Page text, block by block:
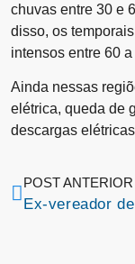
chuvas entre 30 e
disso, os
intensos entre 60
Ainda nessas
elétrica, queda de
descargas
POST ANTERIOR